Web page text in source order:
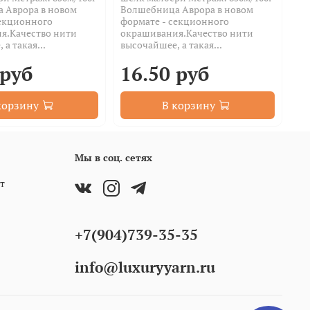
Аврора в новом
нити
такая...
Волшебница Аврора в новом
формате - секционного
окрашивания.Качество нити
высочайшее, а такая...
16.50 руб
В корзину
Мы в соц. сетях
+7(904)739-35-35
info@luxuryyarn.ru